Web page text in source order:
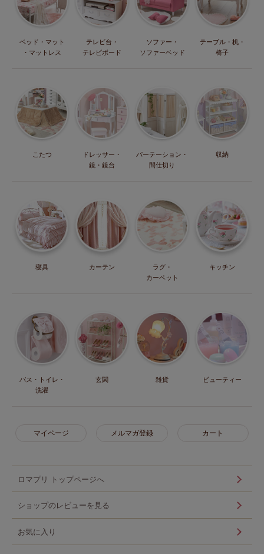
ベッド・マット
・マットレス
テレビ台・
テレビボード
ソファー・
ソファーベッド
テーブル・机・
椅子
こたつ
ドレッサー・
鏡・鏡台
パーテーション・
間仕切り
収納
寝具 カーテン
ラグ・
カーペット
キッチン
バス・トイレ・
洗濯
玄関 雑貨 ビューティー
マイページ メルマガ登録 カート
ロマプリ トップページへ
ショップのレビューを見る
お気に入り